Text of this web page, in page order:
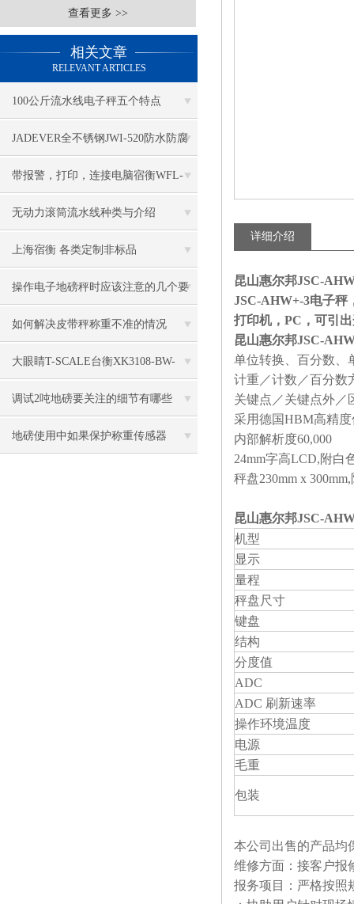
查看更多 >>
相关文章
RELEVANT ARTICLES
100公斤流水线电子秤五个特点
JADEVER全不锈钢JWI-520防水防腐
电子秤特点
带报警，打印，连接电脑宿衡WFL-
3100电子台秤
无动力滚筒流水线种类与介绍
上海宿衡 各类定制非标品
操作电子地磅秤时应该注意的几个要
点
如何解决皮带秤称重不准的情况
大眼睛T-SCALE台衡XK3108-BW-
150kg电子秤
调试2吨地磅要关注的细节有哪些
地磅使用中如果保护称重传感器
详细介绍
昆山惠尔邦JSC-
JSC-AHW+-3电子秤
打印机，PC，可引
昆山惠尔邦JSC-
单位转换、百分数、
计重／计数／百分数
关键点／关键点外／
采用德国HBM高精度
内部解析度60,000
24mm字高LCD,附白
秤盘230mm x
昆山惠尔邦JSC-
机型
显示
量程
秤盘尺寸
键盘
结构
分度值
ADC
ADC 刷新速率
操作环境温度
电源
毛重
包装
本公司出售的产品均
维修方面：接客户报
报务项目：严格按照